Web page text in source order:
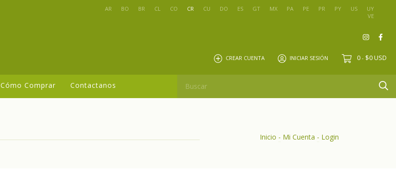
AR BO BR CL CO CR CU DO ES GT MX PA PE PR PY US
UY
VE
CREAR CUENTA INICIAR SESIÓN 0 - $0 USD
Cómo Comprar Contactanos
Inicio - Mi Cuenta - Login